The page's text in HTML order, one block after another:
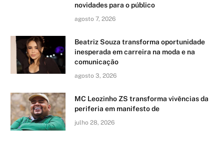
novidades para o público
agosto 7, 2026
Beatriz Souza transforma oportunidade
inesperada em carreira na moda e na
comunicação
agosto 3, 2026
MC Leozinho ZS transforma vivências da
periferia em manifesto de
julho 28, 2026